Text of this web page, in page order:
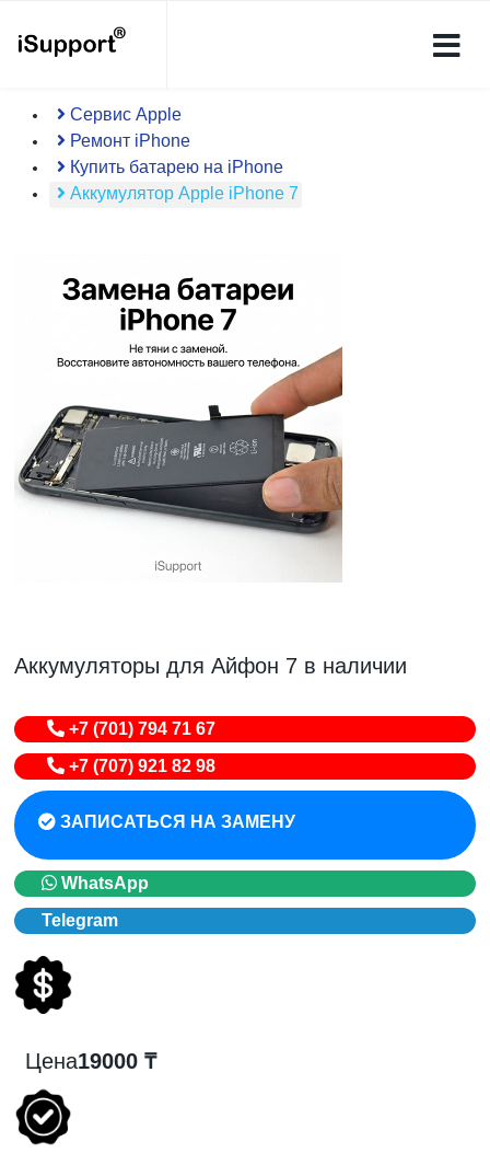
Сервис Apple
Ремонт iPhone
Купить батарею на iPhone
Аккумулятор Apple iPhone 7
Аккумуляторы для Айфон 7 в наличии
+7 (701) 794 71 67
+7 (707) 921 82 98
ЗАПИСАТЬСЯ НА ЗАМЕНУ
WhatsApp
Telegram
Цена19000 ₸